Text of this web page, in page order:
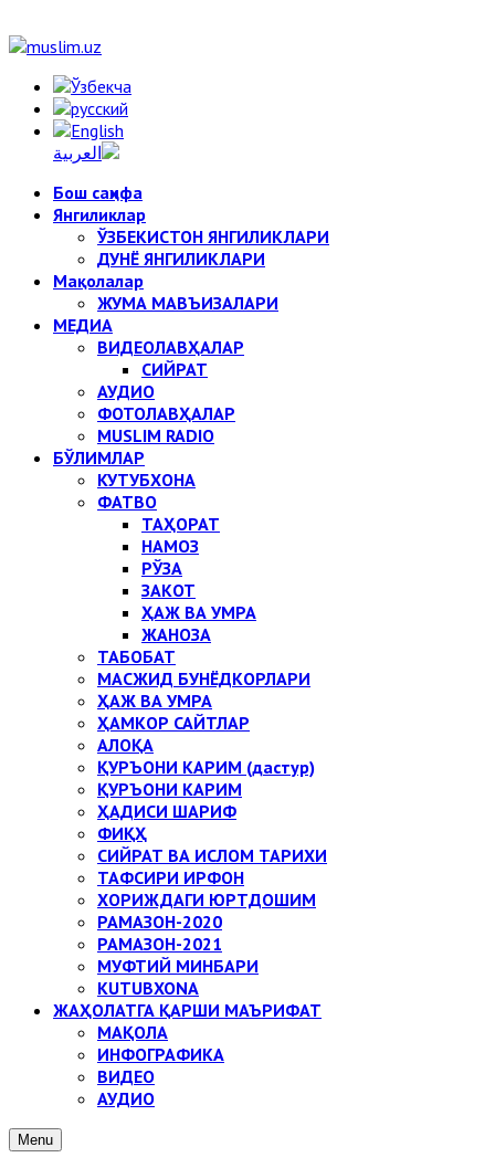
Бош саҳифа
Янгиликлар
ЎЗБЕКИСТОН ЯНГИЛИКЛАРИ
ДУНЁ ЯНГИЛИКЛАРИ
Мақолалар
ЖУМА МАВЪИЗАЛАРИ
МЕДИА
ВИДЕОЛАВҲАЛАР
СИЙРАТ
АУДИО
ФОТОЛАВҲАЛАР
MUSLIM RADIO
БЎЛИМЛАР
КУТУБХОНА
ФАТВО
ТАҲОРАТ
НАМОЗ
РЎЗА
ЗАКОТ
ҲАЖ ВА УМРА
ЖАНОЗА
ТАБОБАТ
МАСЖИД БУНЁДКОРЛАРИ
ҲАЖ ВА УМРА
ҲАМКОР САЙТЛАР
АЛОҚА
ҚУРЪОНИ КАРИМ (дастур)
ҚУРЪОНИ КАРИМ
ҲАДИСИ ШАРИФ
ФИҚҲ
СИЙРАТ ВА ИСЛОМ ТАРИХИ
ТАФСИРИ ИРФОН
ХОРИЖДАГИ ЮРТДОШИМ
РАМАЗОН-2020
РАМАЗОН-2021
МУФТИЙ МИНБАРИ
KUTUBXONA
ЖАҲОЛАТГА ҚАРШИ МАЪРИФАТ
МАҚОЛА
ИНФОГРАФИКА
ВИДЕО
АУДИО
Menu